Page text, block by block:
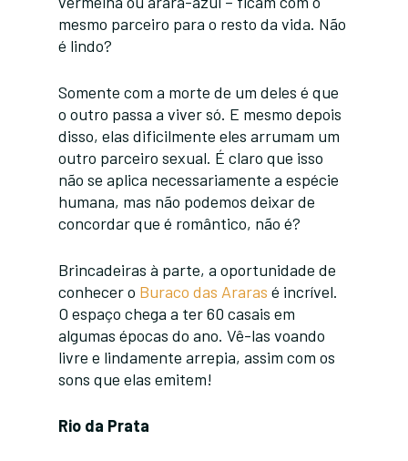
mesmo parceiro para o resto da vida. Não
é lindo?
Somente com a morte de um deles é que
o outro passa a viver só. E mesmo depois
disso, elas dificilmente eles arrumam um
outro parceiro sexual. É claro que isso
não se aplica necessariamente a espécie
humana, mas não podemos deixar de
concordar que é romântico, não é?
Brincadeiras à parte, a oportunidade de
conhecer o Buraco das Araras é incrível.
O espaço chega a ter 60 casais em
algumas épocas do ano. Vê-las voando
livre e lindamente arrepia, assim com os
sons que elas emitem!
Rio da Prata